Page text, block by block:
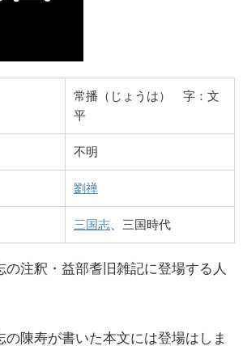
常播（じょうは） 字：文
平
不明
劉禅
三国志、三国時代
の注釈・益部耆旧雑記に登場する人
の陳寿が書いた本文には登場はしま